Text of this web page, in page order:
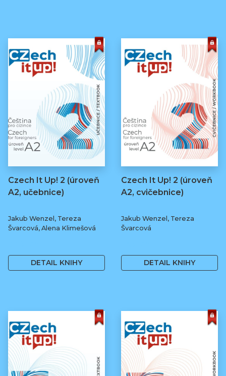
Czech It Up! 2 (úroveň
A2, učebnice)
Jakub Wenzel, Tereza
Švarcová, Alena Klimešová
DETAIL KNIHY
Czech It Up! 2 (úroveň
A2, cvičebnice)
Jakub Wenzel, Tereza
Švarcová
DETAIL KNIHY